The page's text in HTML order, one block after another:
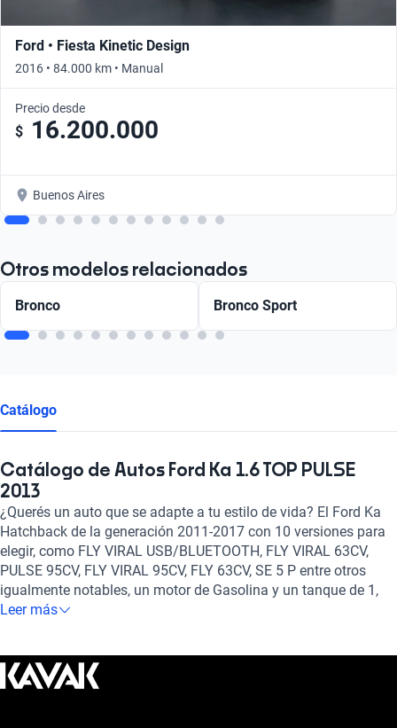
Ford • Fiesta Kinetic Design
2016 • 84.000 km • Manual
Precio desde
$ 16.200.000
Buenos Aires
Otros modelos relacionados
Bronco Bronco Sport
Catálogo
Catálogo de Autos Ford Ka 1.6 TOP PULSE
2013
¿Querés un auto que se adapte a tu estilo de vida? El Ford Ka
Hatchback de la generación 2011-2017 con 10 versiones para
elegir, como FLY VIRAL USB/BLUETOOTH, FLY VIRAL 63CV,
PULSE 95CV, FLY VIRAL 95CV, FLY 63CV, SE 5 P entre otros
igualmente notables, un motor de Gasolina y un tanque de 1,
1.6, 1.5, 1.0, 1.5 litros de capacidad, y la posibilidad de elegir
Leer más